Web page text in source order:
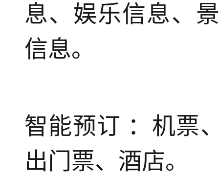
息、娱乐信息、
信息。
智能预订 ：机票
出门票、酒店。